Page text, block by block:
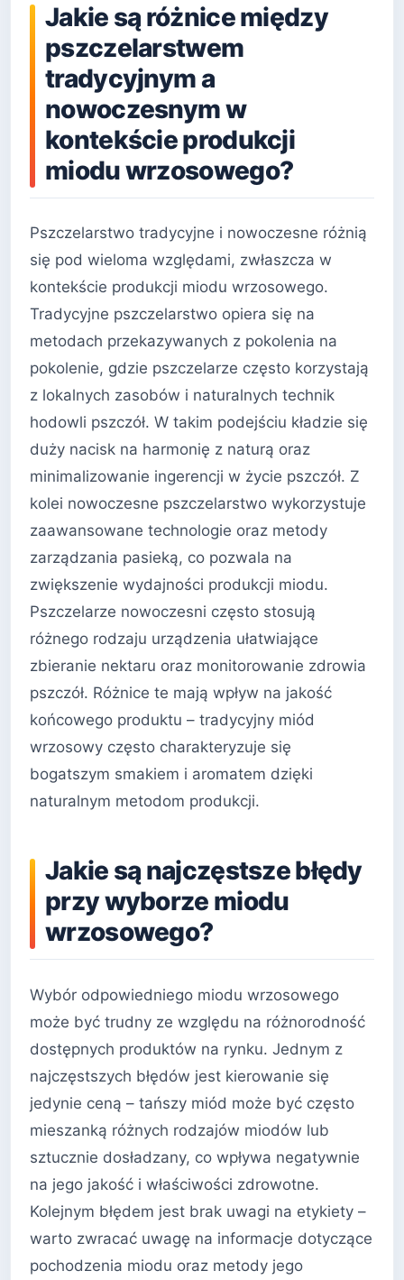
Jakie są różnice między
pszczelarstwem
tradycyjnym a
nowoczesnym w
kontekście produkcji
miodu wrzosowego?
Pszczelarstwo tradycyjne i nowoczesne różnią
się pod wieloma względami, zwłaszcza w
kontekście produkcji miodu wrzosowego.
Tradycyjne pszczelarstwo opiera się na
metodach przekazywanych z pokolenia na
pokolenie, gdzie pszczelarze często korzystają
z lokalnych zasobów i naturalnych technik
hodowli pszczół. W takim podejściu kładzie się
duży nacisk na harmonię z naturą oraz
minimalizowanie ingerencji w życie pszczół. Z
kolei nowoczesne pszczelarstwo wykorzystuje
zaawansowane technologie oraz metody
zarządzania pasieką, co pozwala na
zwiększenie wydajności produkcji miodu.
Pszczelarze nowoczesni często stosują
różnego rodzaju urządzenia ułatwiające
zbieranie nektaru oraz monitorowanie zdrowia
pszczół. Różnice te mają wpływ na jakość
końcowego produktu – tradycyjny miód
wrzosowy często charakteryzuje się
bogatszym smakiem i aromatem dzięki
naturalnym metodom produkcji.
Jakie są najczęstsze błędy
przy wyborze miodu
wrzosowego?
Wybór odpowiedniego miodu wrzosowego
może być trudny ze względu na różnorodność
dostępnych produktów na rynku. Jednym z
najczęstszych błędów jest kierowanie się
jedynie ceną – tańszy miód może być często
mieszanką różnych rodzajów miodów lub
sztucznie dosładzany, co wpływa negatywnie
na jego jakość i właściwości zdrowotne.
Kolejnym błędem jest brak uwagi na etykiety –
warto zwracać uwagę na informacje dotyczące
pochodzenia miodu oraz metody jego